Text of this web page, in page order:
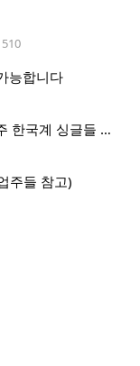
능합니다
Couple.net 1:1 50만쌍 글로벌 매칭 - 미주 한국계 싱글들 모이세요
주들 참고)